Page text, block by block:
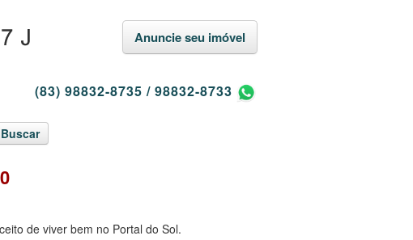
Anuncie seu imóvel
(83) 98832-8735 / 98832-8733
Buscar
de viver bem no Portal do Sol.